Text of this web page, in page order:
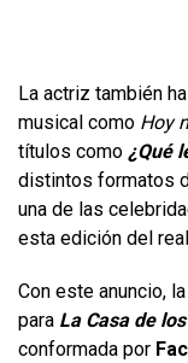
La actriz también
musical como Hoy
títulos como ¿Qué
distintos formatos
una de las
esta edición del
Con este anuncio,
para La Casa de
conformada por